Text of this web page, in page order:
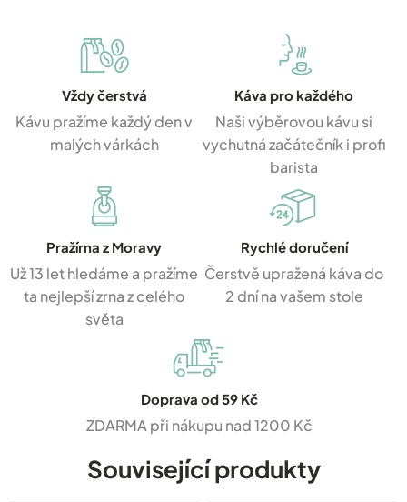
Vždy čerstvá
Kávu pražíme každý den v
malých várkách
Káva pro každého
Naši výběrovou kávu si
vychutná začátečník i profi
barista
Pražírna z Moravy
Už 13 let hledáme a pražíme
ta nejlepší zrna z celého
světa
Rychlé doručení
Čerstvě upražená káva do
2 dní na vašem stole
Doprava od 59 Kč
ZDARMA při nákupu nad 1200 Kč
Související produkty